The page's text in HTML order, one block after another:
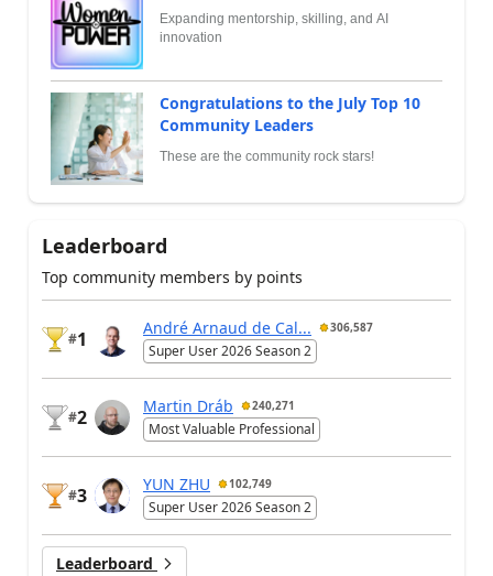
Expanding mentorship, skilling, and AI
innovation
Congratulations to the July Top 10
Community Leaders
These are the community rock stars!
Leaderboard
Top community members by points
#1
André Arnaud de Cal... 306,587
Super User 2026 Season 2
#2
Martin Dráb 240,271
Most Valuable Professional
#3
YUN ZHU 102,749
Super User 2026 Season 2
Leaderboard